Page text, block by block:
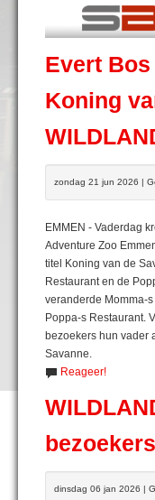
Evert
Koning
zondag 21 jun 2026 |
EMMEN - Vaderdag
Adventure Zoo
titel Koning van de
Restaurant en de
veranderde Momma-
Poppa-s Restaurant.
bezoekers hun vader
Savanne.
Reageer!
dinsdag 06 jan 2026 |